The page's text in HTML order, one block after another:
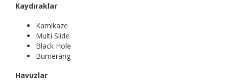
Kaydıraklar
Kamikaze
Multi Slide
Black Hole
Bumerang
Havuzlar